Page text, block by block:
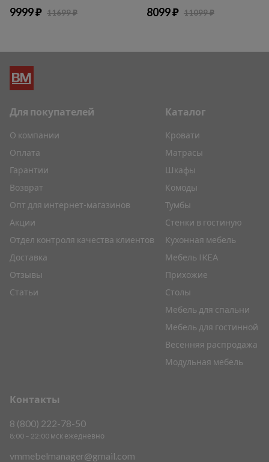
9999 ₽ 11699 ₽ 8099 ₽ 11099 ₽
Контакты
8 (800) 222-78-50
8:00 – 22:00 мск ежедневно
vmmebelmanager@gmail.com
Каталог
Кровати
Матрасы
Шкафы
Комоды
Тумбы
Стенки в гостиную
Кухонная мебель
Мебель IKEA
Прихожие
Столы
Мебель для спальни
Мебель для гостинной
Весенняя распродажа
Модульная мебель
Для покупателей
О компании
Оплата
Гарантии
Возврат
Опт для интернет-магазинов
Акции
Отдел контроля качества клиентов
Доставка
Отзывы
Статьи